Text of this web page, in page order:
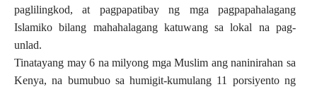
paglilingkod, at pagpapatibay ng mga pagpapahalagang
Islamiko bilang mahahalagang katuwang sa lokal na pag-
unlad.
Tinatayang may 6 na milyong mga Muslim ang naninirahan sa
Kenya, na bumubuo sa humigit-kumulang 11 porsiyento ng